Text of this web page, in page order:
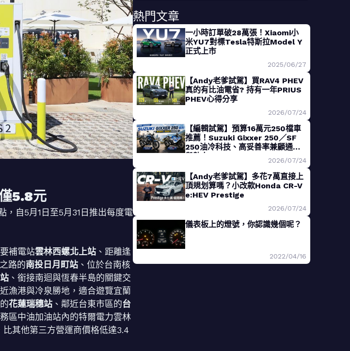
5.8元
，自5月1日至5月31日推出每度電
補電站雲林西螺北上站 、距離逢
路的南投日月町站 、位於台南核
、銜接南迴與恆春半島的關鍵交
近漁港與冷泉勝地，適合遊覽宜蘭
花蓮瑞穗站 、鄰近台東市區的台
區中油加油站內的特爾電力雲林
其他第三方營運商價格低達3.4
熱門文章
一小時訂單破28萬張！Xiaomi小
米YU7對標Tesla特斯拉Model Y
正式上市
2025/06/27
【Andy老爹試駕】買RAV4 PHEV
真的有比油電省? 持有一年PRIUS
PHEV心得分享
2026/07/24
【編輯試駕】預算16萬元250檔車
推薦！Suzuki Gixxer 250／SF
250油冷科技、高妥善率兼顧通勤
與熱血
2026/07/24
【Andy老爹試駕】多花7萬直接上
頂規划算嗎？小改款Honda CR-V
e:HEV Prestige
2026/07/24
儀表板上的燈號，你認識幾個呢？
2022/04/16